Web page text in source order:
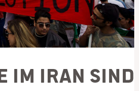
im Iran sind